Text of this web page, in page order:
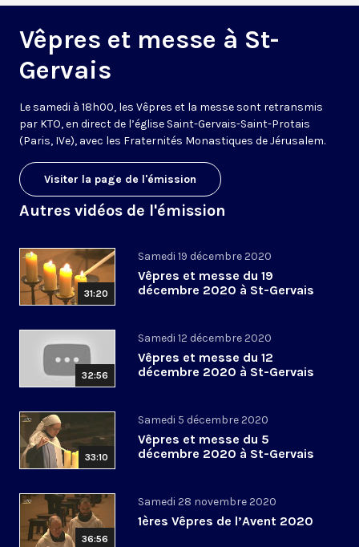
Vêpres et messe à St-
Gervais
Le samedi à 18h00, les Vêpres et la messe sont retransmis
par KTO, en direct de l’église Saint-Gervais-Saint-Protais
(Paris, IVe), avec les Fraternités Monastiques de Jérusalem.
Visiter la page de l'émission
Autres vidéos de l'émission
31:20
Samedi 19 décembre 2020
Vêpres et messe du 19
décembre 2020 à St-Gervais
32:56
Samedi 12 décembre 2020
Vêpres et messe du 12
décembre 2020 à St-Gervais
33:10
Samedi 5 décembre 2020
Vêpres et messe du 5
décembre 2020 à St-Gervais
36:56
Samedi 28 novembre 2020
1ères Vêpres de l’Avent 2020